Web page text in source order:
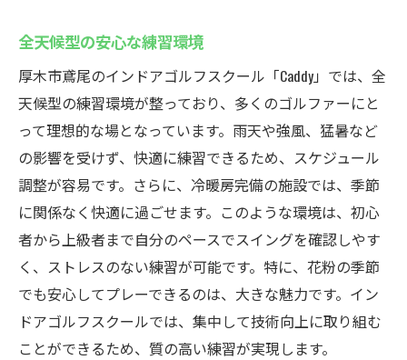
季節を問わず快適な室内環境
花粉症対策にも最適な室内ゴルフ
最新の空調設備で快適な練習空間
天候に左右されないゴルフの魅力
紫外線対策も不要なインドア練習
継続練習で健康的な生活を
初心者必見！厚木市鳶尾のインドアゴルフスク
ールCaddyで安心して始めるゴルフ
初心者向けのやさしいカリキュラム
初めてでも安心の無料体験レッスン
丁寧な指導でスムーズに上達
全天候型の安心な練習環境
厚木市鳶尾のインドアゴルフスクール「Caddy」では、全
天候型の練習環境が整っており、多くのゴルファーにと
って理想的な場となっています。雨天や強風、猛暑など
の影響を受けず、快適に練習できるため、スケジュール
調整が容易です。さらに、冷暖房完備の施設では、季節
に関係なく快適に過ごせます。このような環境は、初心
者から上級者まで自分のペースでスイングを確認しやす
く、ストレスのない練習が可能です。特に、花粉の季節
でも安心してプレーできるのは、大きな魅力です。イン
ドアゴルフスクールでは、集中して技術向上に取り組む
ことができるため、質の高い練習が実現します。